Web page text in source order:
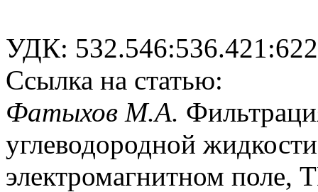
УДК:
Ссылка на статью:
Фатыхов М.А.
углеводородной
электромагнитном